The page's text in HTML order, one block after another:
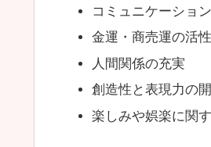
コミュニケーショ
金運・商売運の活
人間関係の充実
創造性と表現力の
楽しみや娯楽に関